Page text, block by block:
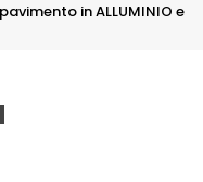
in ALLUMINIO e